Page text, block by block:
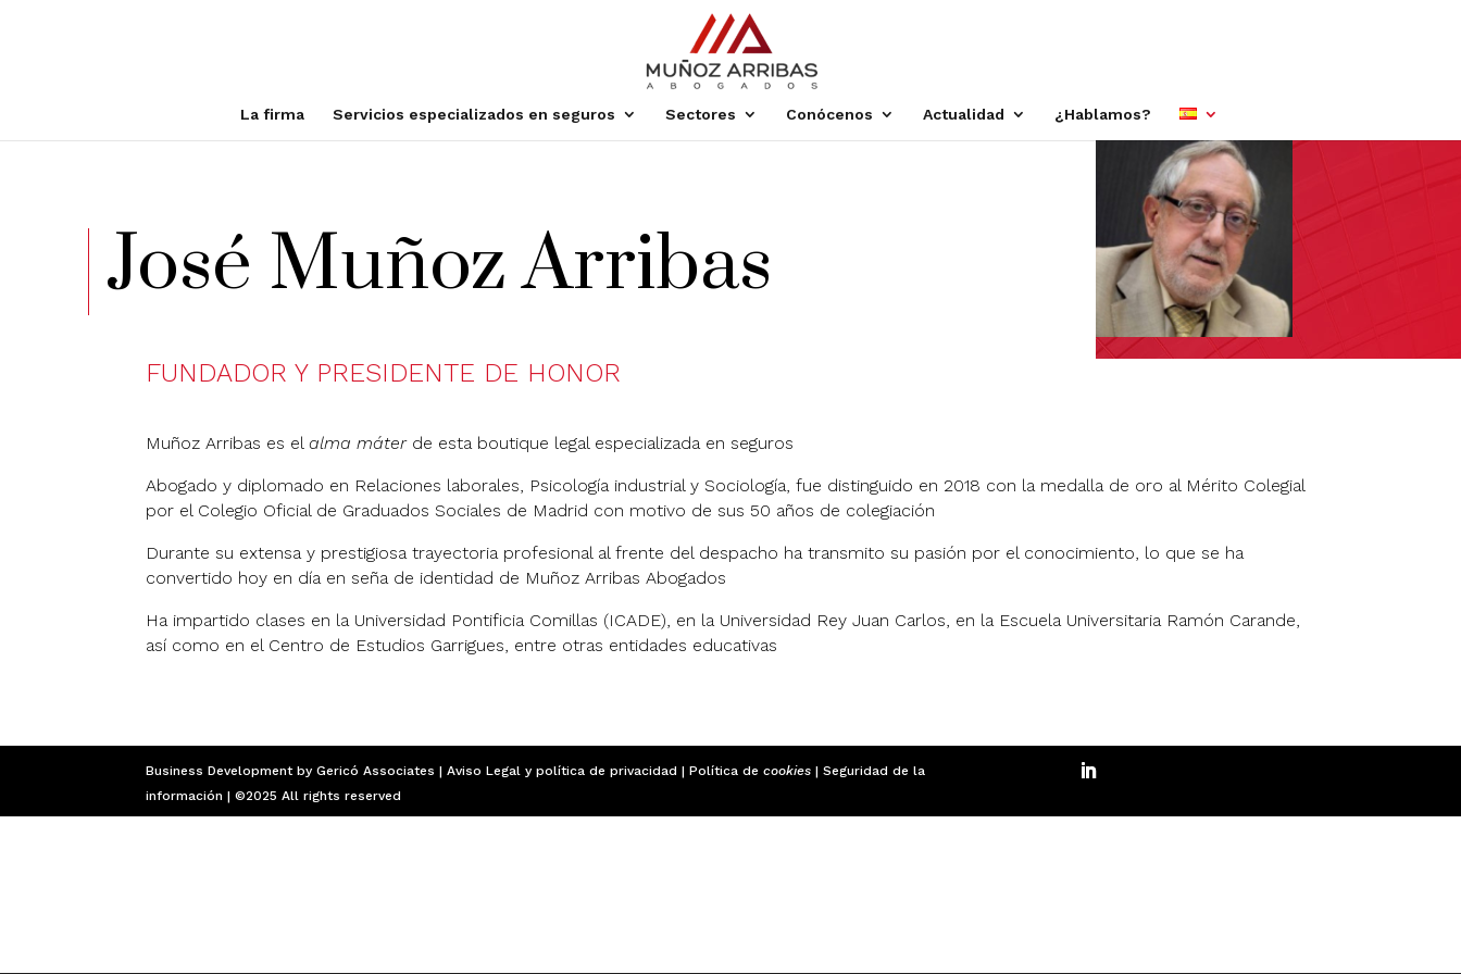
La firma Servicios especializados en seguros Sectores Conócenos Actualidad ¿Hablamos?
José Muñoz Arribas
FUNDADOR Y PRESIDENTE DE HONOR
Muñoz Arribas es elalma máterde esta boutique legal especializada en seguros
Abogado y diplomado en Relaciones laborales, Psicología industrial y Sociología, fue distinguido en 2018 con la medalla de oro al Mérito Colegial
por el Colegio Oficial de Graduados Sociales de Madrid con motivo de sus 50 años de colegiación
Durante su extensa y prestigiosa trayectoria profesional al frente del despacho ha transmito su pasión por el conocimiento, lo que se ha
convertido hoy en día en seña de identidad de Muñoz Arribas Abogados
Ha impartido clases en la Universidad Pontificia Comillas (ICADE), en la Universidad Rey Juan Carlos, en la Escuela Universitaria Ramón Carande,
así como en el Centro de Estudios Garrigues, entre otras entidades educativas
Business Development byGericó Associates |Aviso Legal ypolítica de privacidad |Política decookies | Seguridad de la
información |©2025 All rights reserved